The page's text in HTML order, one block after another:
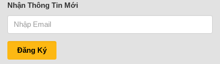
Nhận Thông Tin Mới
Đăng Ký